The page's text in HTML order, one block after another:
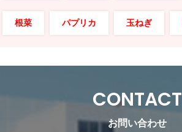
根菜 パプリカ 玉ねぎ
CONTACT
お問い合わせ